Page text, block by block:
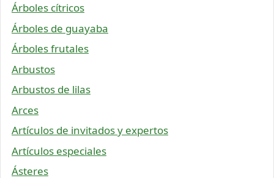
Árboles cítricos
Árboles de guayaba
Árboles frutales
Arbustos
Arbustos de lilas
Arces
Artículos de invitados y expertos
Artículos especiales
Ásteres